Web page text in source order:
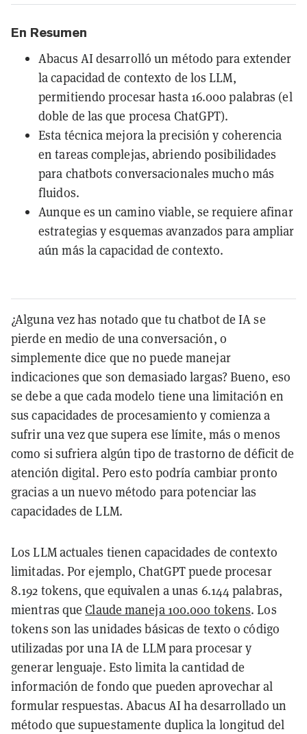
En Resumen
Abacus AI desarrolló un método para extender
la capacidad de contexto de los LLM,
permitiendo procesar hasta 16.000 palabras (el
doble de las que procesa ChatGPT).
Esta técnica mejora la precisión y coherencia
en tareas complejas, abriendo posibilidades
para chatbots conversacionales mucho más
fluidos.
Aunque es un camino viable, se requiere afinar
estrategias y esquemas avanzados para ampliar
aún más la capacidad de contexto.
¿Alguna vez has notado que tu chatbot de IA se
pierde en medio de una conversación, o
simplemente dice que no puede manejar
indicaciones que son demasiado largas? Bueno, eso
se debe a que cada modelo tiene una limitación en
sus capacidades de procesamiento y comienza a
sufrir una vez que supera ese límite, más o menos
como si sufriera algún tipo de trastorno de déficit de
atención digital. Pero esto podría cambiar pronto
gracias a un nuevo método para potenciar las
capacidades de LLM.
Los LLM actuales tienen capacidades de contexto
limitadas. Por ejemplo, ChatGPT puede procesar
8.192 tokens, que equivalen a unas 6.144 palabras,
mientras queClaude maneja 100.000 tokens. Los
tokens son las unidades básicas de texto o código
utilizadas por una IA de LLM para procesar y
generar lenguaje. Esto limita la cantidad de
información de fondo que pueden aprovechar al
formular respuestas. Abacus AI ha desarrollado un
método que supuestamente duplica la longitud del